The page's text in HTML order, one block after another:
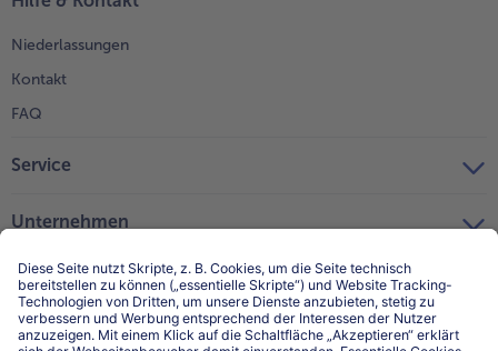
Niederlassungen
Kontakt
FAQ
Service
Unternehmen
Über uns